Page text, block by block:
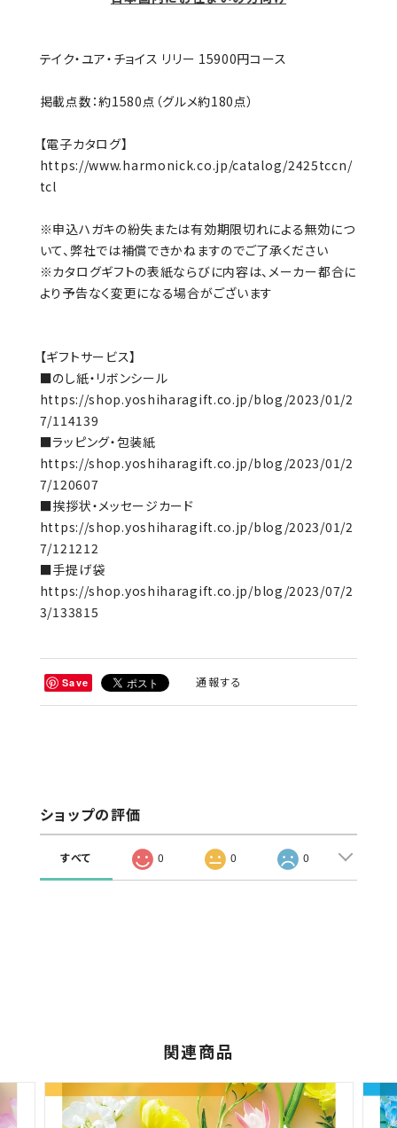
テイク・ユア・チョイス リリー 15900円コース
掲載点数：約1580点（グルメ約180点）
【電子カタログ】
https://www.harmonick.co.jp/catalog/2425tccn/
tcl
※申込ハガキの紛失または有効期限切れによる無効につ
いて、弊社では補償できかねますのでご了承ください
※カタログギフトの表紙ならびに内容は、メーカー都合に
より予告なく変更になる場合がございます
【ギフトサービス】
■のし紙・リボンシール
https://shop.yoshiharagift.co.jp/blog/2023/01/2
7/114139
■ラッピング・包装紙
https://shop.yoshiharagift.co.jp/blog/2023/01/2
7/120607
■挨拶状・メッセージカード
https://shop.yoshiharagift.co.jp/blog/2023/01/2
7/121212
■手提げ袋
https://shop.yoshiharagift.co.jp/blog/2023/07/2
3/133815
Save 通報する
ショップの評価
すべて 0 0 0
関連商品